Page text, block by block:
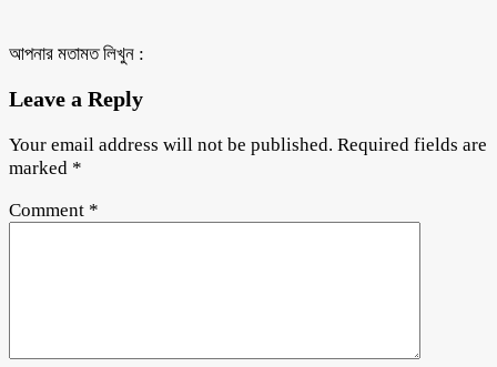
আপনার মতামত লিখুন :
Leave a Reply
Your email address will not be published. Required fields are
marked *
Comment *